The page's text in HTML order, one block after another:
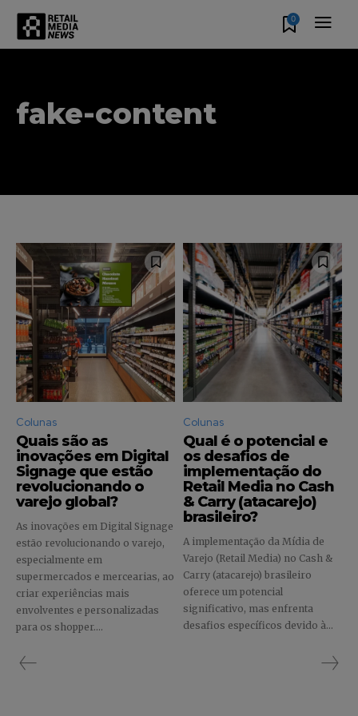
Faça parte da Comunidade
Retail Media News assinando
nossa newsletter.
Seja um assinante e desfrute de leitura ilimitada de artigos e
tenha acesso a conteúdos exclusivos.
INSCREVA-SE
Li e aceito a Política de Privacidade.
0
fake-content
Colunas
Quais são as
inovações em Digital
Signage que estão
revolucionando o
varejo global?
As inovações em Digital Signage
estão revolucionando o varejo,
especialmente em
supermercados e mercearias, ao
criar experiências mais
envolventes e personalizadas
para os shopper....
Colunas
Qual é o potencial e
os desafios de
implementação do
Retail Media no Cash
& Carry (atacarejo)
brasileiro?
A implementação da Mídia de
Varejo (Retail Media) no Cash &
Carry (atacarejo) brasileiro
oferece um potencial
significativo, mas enfrenta
desafios específicos devido à...